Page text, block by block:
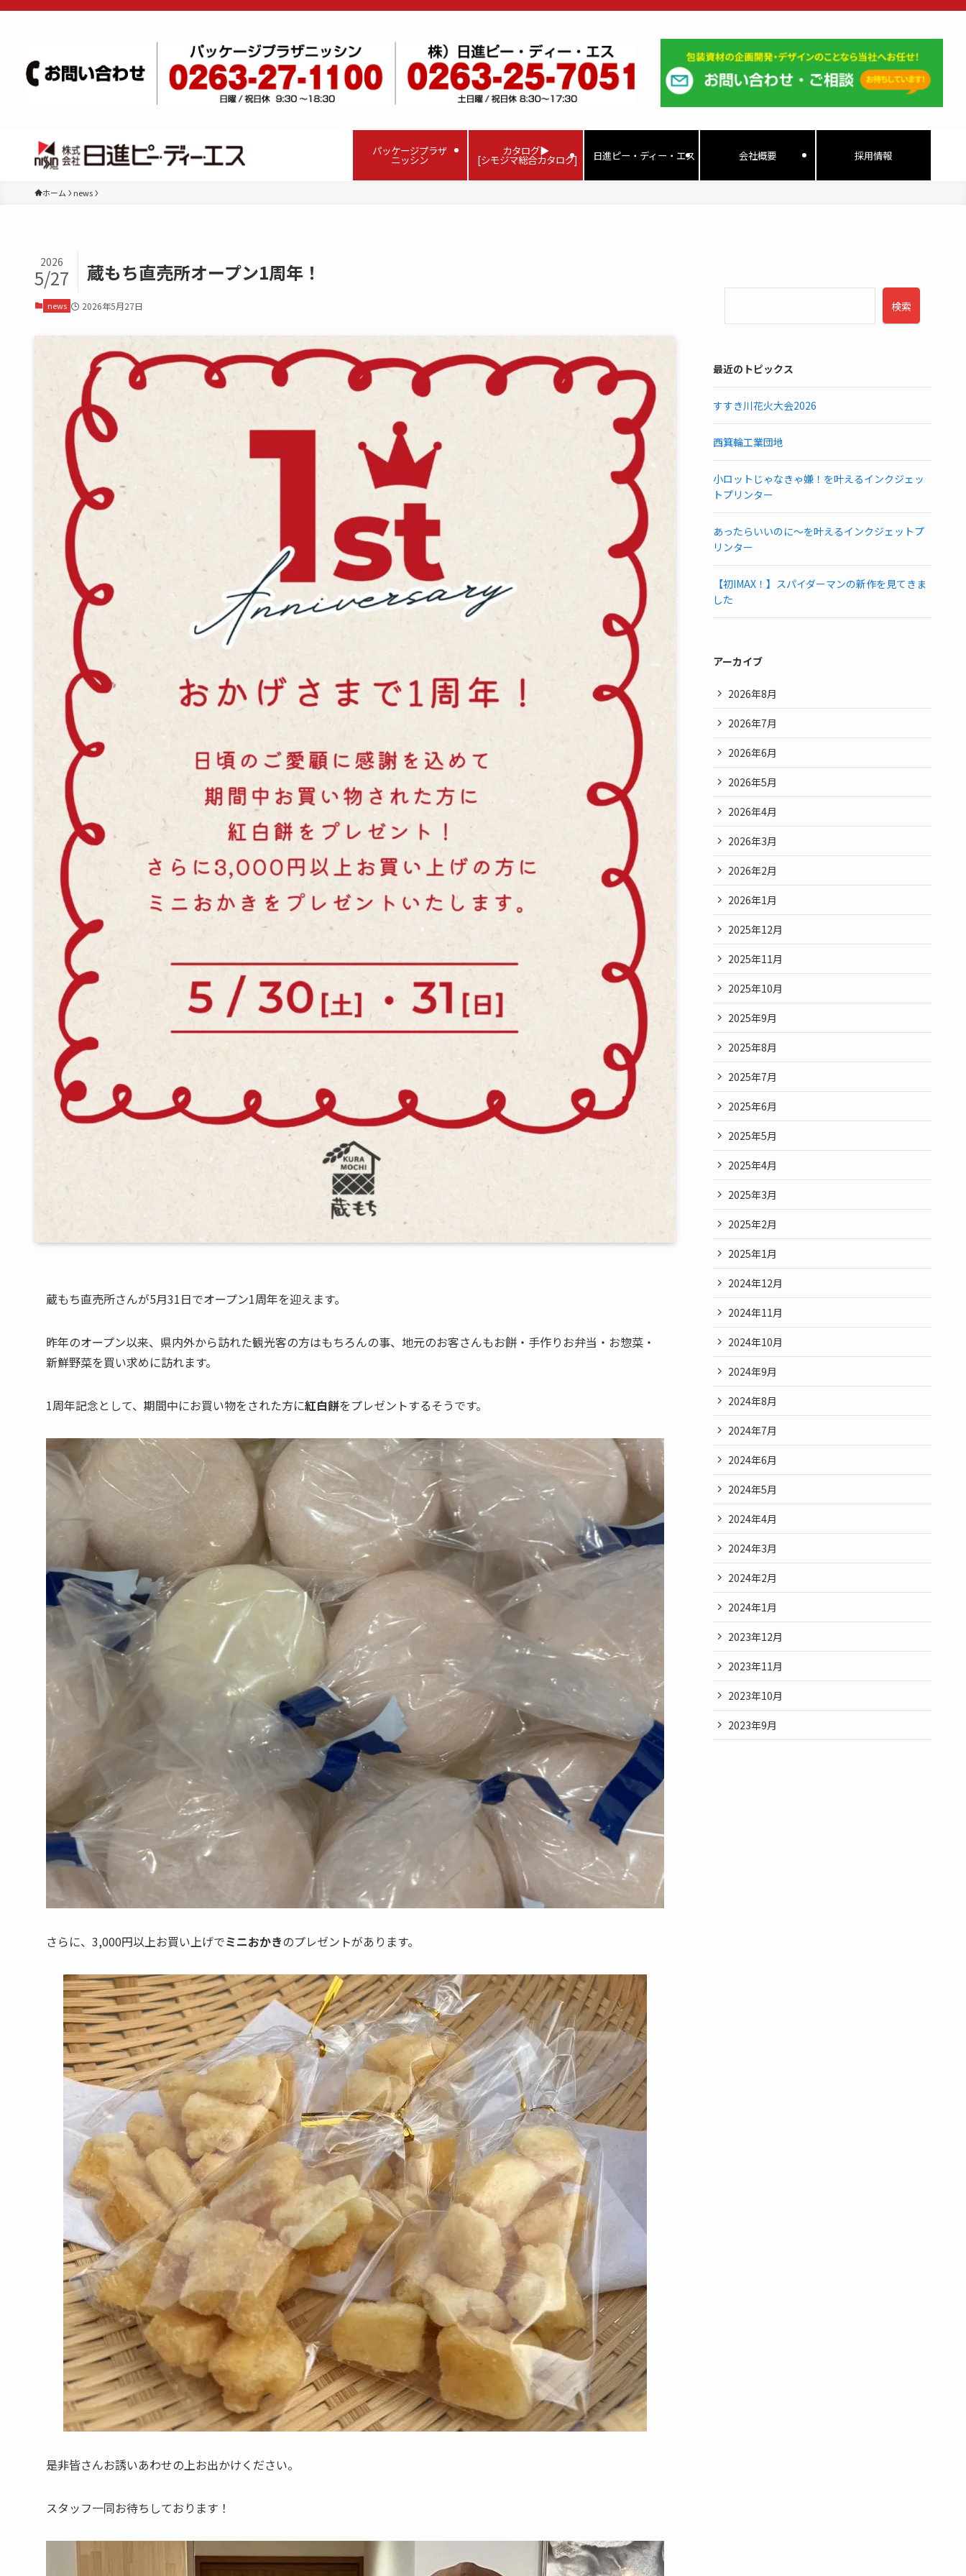
パッケージプラザ
ニッシン
カタログ▶
[シモジマ総合カタログ] 日進ピー・ディー・エス 会社概要 採用情報
ホーム news
蔵もち直売所オープン1周年！
2026
5/27
news 2026年5月27日
蔵もち直売所さんが5月31日でオープン1周年を迎えます。
昨年のオープン以来、県内外から訪れた観光客の方はもちろんの事、地元のお客さんもお餅・手作りお弁当・お惣菜・
新鮮野菜を買い求めに訪れます。
1周年記念として、期間中にお買い物をされた方に紅白餅をプレゼントするそうです。
さらに、3,000円以上お買い上げでミニおかきのプレゼントがあります。
是非皆さんお誘いあわせの上お出かけください。
スタッフ一同お待ちしております！
検索
最近のトピックス
すすき川花火大会2026
西箕輪工業団地
小ロットじゃなきゃ嫌！を叶えるインクジェッ
トプリンター
あったらいいのに～を叶えるインクジェットプ
リンター
【初IMAX！】スパイダーマンの新作を見てきま
した
アーカイブ
2026年8月
2026年7月
2026年6月
2026年5月
2026年4月
2026年3月
2026年2月
2026年1月
2025年12月
2025年11月
2025年10月
2025年9月
2025年8月
2025年7月
2025年6月
2025年5月
2025年4月
2025年3月
2025年2月
2025年1月
2024年12月
2024年11月
2024年10月
2024年9月
2024年8月
2024年7月
2024年6月
2024年5月
2024年4月
2024年3月
2024年2月
2024年1月
2023年12月
2023年11月
2023年10月
2023年9月